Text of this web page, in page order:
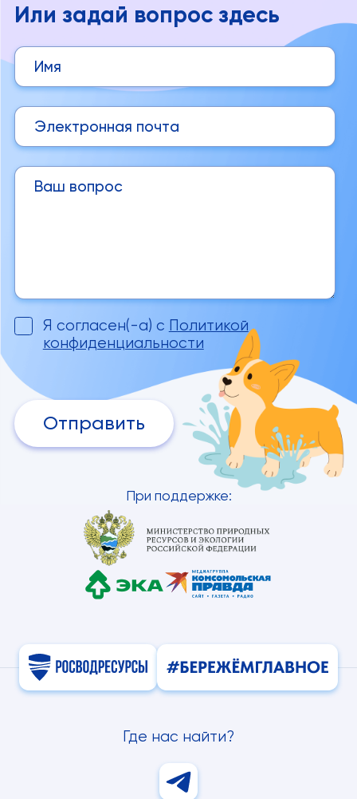
Или задай вопрос здесь
Я согласен(-а) с Политикой
конфиденциальности
Отправить
При поддержке:
Где нас найти?